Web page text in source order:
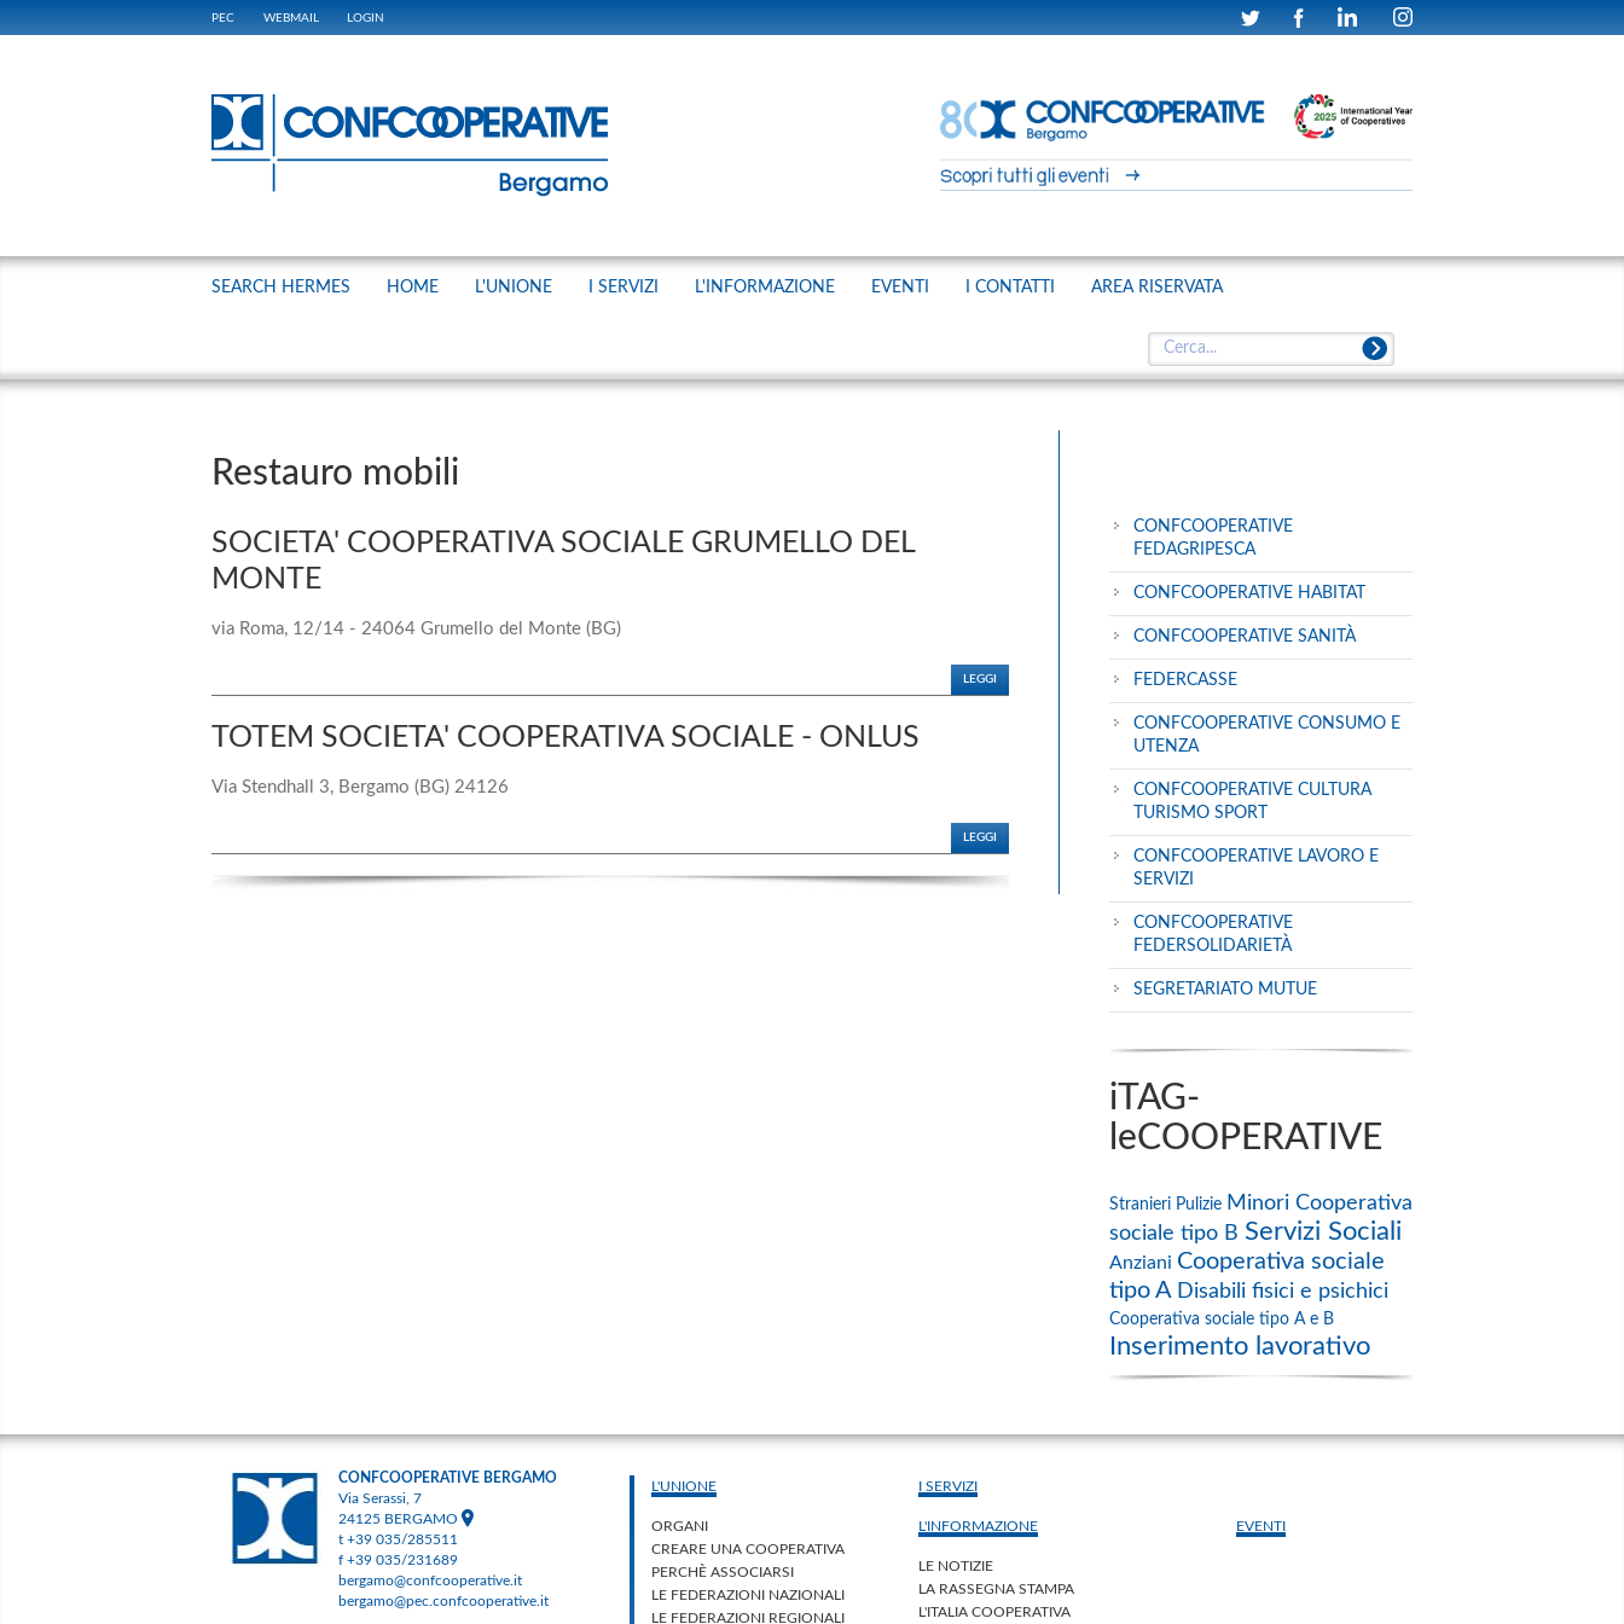
PEC WEBMAIL LOGIN
SEARCH HERMES HOME L'UNIONE I SERVIZI L'INFORMAZIONE EVENTI I CONTATTI AREA RISERVATA
Restauro mobili
SOCIETA' COOPERATIVA SOCIALE GRUMELLO DEL
MONTE
via Roma, 12/14 - 24064 Grumello del Monte (BG)
LEGGI
TOTEM SOCIETA' COOPERATIVA SOCIALE - ONLUS
Via Stendhall 3, Bergamo (BG) 24126
LEGGI
CONFCOOPERATIVE
FEDAGRIPESCA
CONFCOOPERATIVE HABITAT
CONFCOOPERATIVE SANITÀ
FEDERCASSE
CONFCOOPERATIVE CONSUMO E
UTENZA
CONFCOOPERATIVE CULTURA
TURISMO SPORT
CONFCOOPERATIVE LAVORO E
SERVIZI
CONFCOOPERATIVE
FEDERSOLIDARIETÀ
SEGRETARIATO MUTUE
iTAG-
leCOOPERATIVE
Stranieri Pulizie Minori Cooperativa
sociale tipo B Servizi Sociali
Anziani Cooperativa sociale
tipo A Disabili fisici e psichici
Cooperativa sociale tipo A e B
Inserimento lavorativo
L'UNIONE
ORGANI
CREARE UNA COOPERATIVA
PERCHÈ ASSOCIARSI
LE FEDERAZIONI NAZIONALI
LE FEDERAZIONI REGIONALI
I SERVIZI
L'INFORMAZIONE
LE NOTIZIE
LA RASSEGNA STAMPA
L'ITALIA COOPERATIVA
EVENTI
CONFCOOPERATIVE BERGAMO
Via Serassi, 7
24125 BERGAMO
t +39 035/285511
f +39 035/231689
bergamo@confcooperative.it
bergamo@pec.confcooperative.it